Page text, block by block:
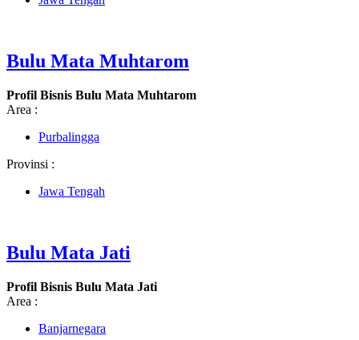
Bulu Mata Muhtarom
Profil Bisnis Bulu Mata Muhtarom
Area :
Purbalingga
Provinsi :
Jawa Tengah
Bulu Mata Jati
Profil Bisnis Bulu Mata Jati
Area :
Banjarnegara